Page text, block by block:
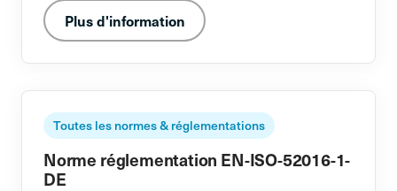
Plus d'information
Toutes les normes & réglementations
Norme réglementation EN-ISO-52016-1-
DE